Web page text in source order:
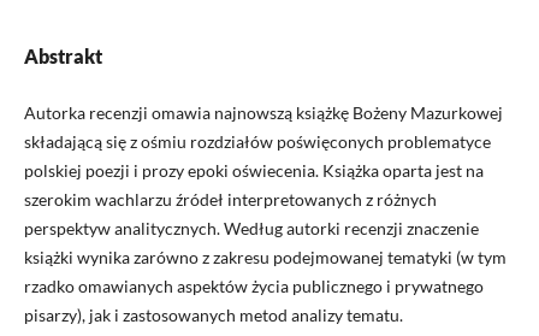
Abstrakt
Autorka recenzji omawia najnowszą książkę Bożeny Mazurkowej
składającą się z ośmiu rozdziałów poświęconych problematyce
polskiej poezji i prozy epoki oświecenia. Książka oparta jest na
szerokim wachlarzu źródeł interpretowanych z różnych
perspektyw analitycznych. Według autorki recenzji znaczenie
książki wynika zarówno z zakresu podejmowanej tematyki (w tym
rzadko omawianych aspektów życia publicznego i prywatnego
pisarzy), jak i zastosowanych metod analizy tematu.